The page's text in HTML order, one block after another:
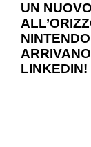
UN
LINKEDIN!